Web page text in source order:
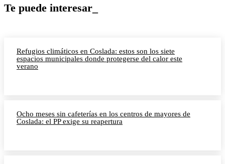
Te puede interesar_
Refugios climáticos en Coslada: estos son los siete
espacios municipales donde protegerse del calor este
verano
Ocho meses sin cafeterías en los centros de mayores de
Coslada: el PP exige su reapertura